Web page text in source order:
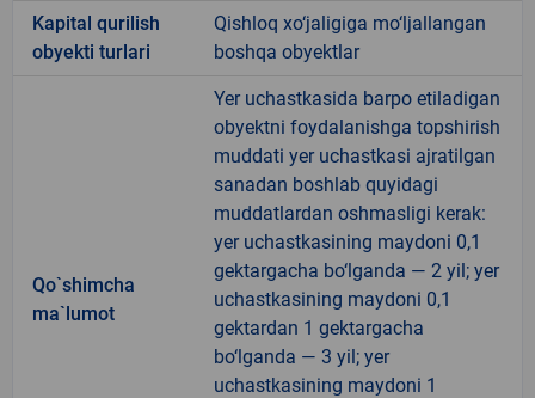
Kapital qurilish
obyekti turlari
Qishloq xo‘jaligiga mo‘ljallangan
boshqa obyektlar
Qo`shimcha
ma`lumot
Yer uchastkasida barpo etiladigan
obyektni foydalanishga topshirish
muddati yer uchastkasi ajratilgan
sanadan boshlab quyidagi
muddatlardan oshmasligi kerak:
yer uchastkasining maydoni 0,1
gektargacha bo‘lganda — 2 yil; yer
uchastkasining maydoni 0,1
gektardan 1 gektargacha
bo‘lganda — 3 yil; yer
uchastkasining maydoni 1